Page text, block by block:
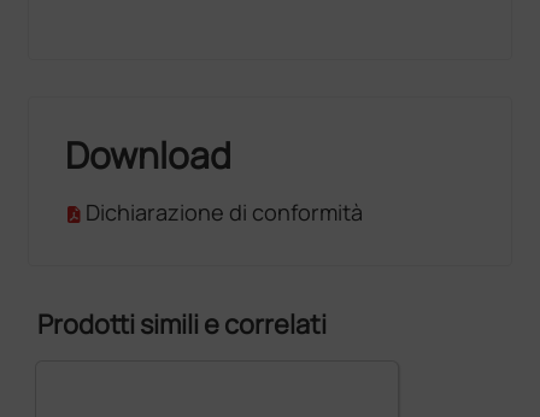
Download
Dichiarazione di conformità
Prodotti simili e correlati